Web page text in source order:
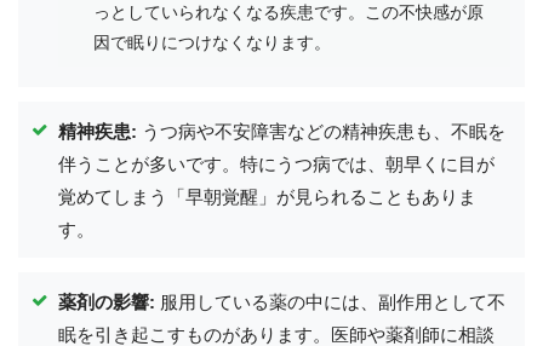
っとしていられなくなる疾患です。この不快感が原
因で眠りにつけなくなります。
精神疾患: うつ病や不安障害などの精神疾患も、不眠を
伴うことが多いです。特にうつ病では、朝早くに目が
覚めてしまう「早朝覚醒」が見られることもありま
す。
薬剤の影響: 服用している薬の中には、副作用として不
眠を引き起こすものがあります。医師や薬剤師に相談